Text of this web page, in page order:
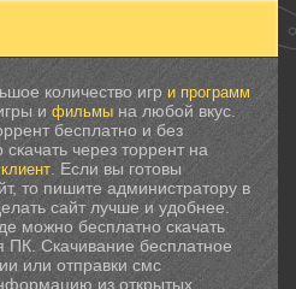
количество игр и программ
и фильмы на любой вкус.
бесплатно и без
через торрент на
. Если вы готовы
то пишите администратору в
сайт лучше и удобнее.
можно бесплатно скачать
Скачивание бесплатное
или отправки смс
из открытых